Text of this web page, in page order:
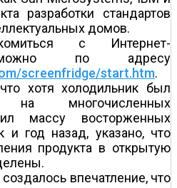
разработки стандартов
домов.
с Интернет-
можно по адресу
screenfridge/start.htm.
хотя холодильник был
на многочисленных
массу восторженных
и год назад, указано, что
продукта в открытую
создалось впечатление, что